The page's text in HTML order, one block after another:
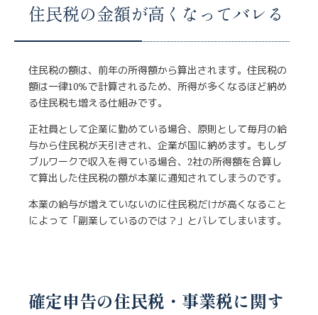
住民税の金額が高くなってバレる
住民税の額は、前年の所得額から算出されます。住民税の
額は一律10％で計算されるため、所得が多くなるほど納め
る住民税も増える仕組みです。
正社員として企業に勤めている場合、原則として毎月の給
与から住民税が天引きされ、企業が国に納めます。もしダ
ブルワークで収入を得ている場合、2社の所得額を合算し
て算出した住民税の額が本業に通知されてしまうのです。
本業の給与が増えていないのに住民税だけが高くなること
によって「副業しているのでは？」とバレてしまいます。
確定申告の住民税・事業税に関す